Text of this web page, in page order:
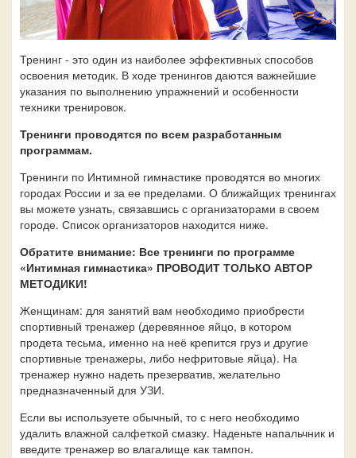
Тренинг - это один из наиболее эффективных способов
освоения методик. В ходе тренингов даются важнейшие
указания по выполнению упражнений и особенности
техники тренировок.
Тренинги проводятся по всем разработанным
программам.
Тренинги по Интимной гимнастике проводятся во многих
городах России и за ее пределами. О ближайщих тренингах
вы можете узнать, связавшись с организаторами в своем
городе. Список организаторов находится ниже.
Обратите внимание: Все тренинги по программе
«Интимная гимнастика» ПРОВОДИТ ТОЛЬКО АВТОР
МЕТОДИКИ!
Женщинам: для занятий вам необходимо приобрести
спортивный тренажер (деревянное яйцо, в котором
продета тесьма, именно на неё крепится груз и другие
спортивные тренажеры, либо нефритовые яйца). На
тренажер нужно надеть презерватив, желательно
предназначенный для УЗИ.
Если вы используете обычный, то с него необходимо
удалить влажной салфеткой смазку. Наденьте напальчник и
введите тренажер во влагалище как тампон.